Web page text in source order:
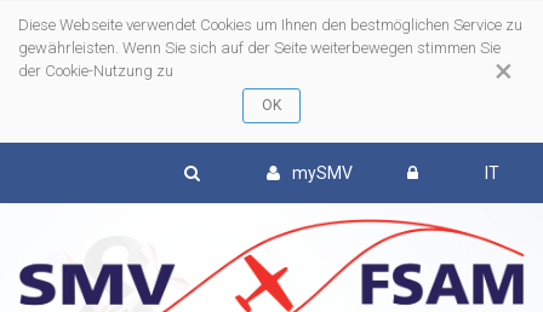
×
Diese Webseite verwendet Cookies um Ihnen den bestmöglichen Service zu
gewährleisten. Wenn Sie sich auf der Seite weiterbewegen stimmen Sie
der Cookie-Nutzung zu
mySMV IT